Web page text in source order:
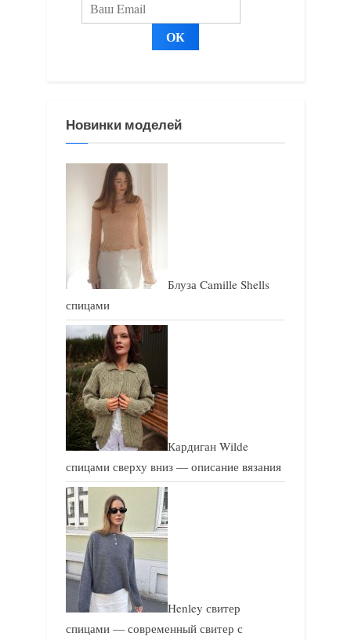
Новинки моделей
Блуза Camille Shells
спицами
Кардиган Wilde
спицами сверху вниз — описание вязания
Henley свитер
спицами — современный свитер с